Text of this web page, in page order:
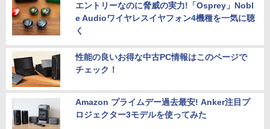
エントリーなのに脅威の実力!「Osprey」Nobl
e Audioワイヤレスイヤフォン4機種を一気に聴
く
性能の良いお得な中古PC情報はこのページで
チェック！
Amazon プライムデー過去最安! Anker注目プ
ロジェクター3モデルを使ってみた